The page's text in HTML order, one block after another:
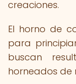
creaciones.
El horno de
para
buscan
horneados de